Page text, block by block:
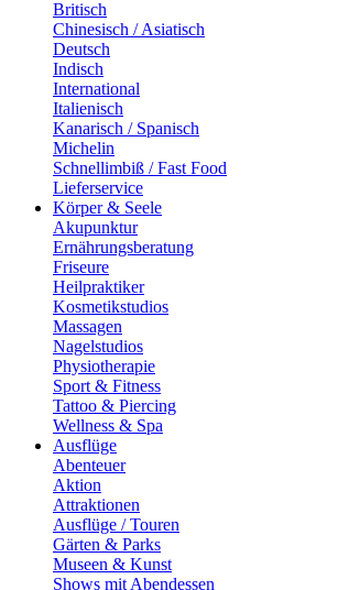
Britisch
Chinesisch / Asiatisch
Deutsch
Indisch
International
Italienisch
Kanarisch / Spanisch
Michelin
Schnellimbiß / Fast Food
Lieferservice
Körper & Seele
Akupunktur
Ernährungsberatung
Friseure
Heilpraktiker
Kosmetikstudios
Massagen
Nagelstudios
Physiotherapie
Sport & Fitness
Tattoo & Piercing
Wellness & Spa
Ausflüge
Abenteuer
Aktion
Attraktionen
Ausflüge / Touren
Gärten & Parks
Museen & Kunst
Shows mit Abendessen